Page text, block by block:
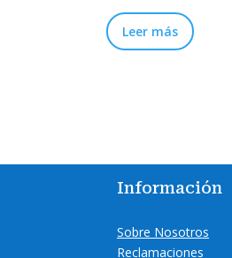
Leer más
Información
Sobre Nosotros
Reclamaciones